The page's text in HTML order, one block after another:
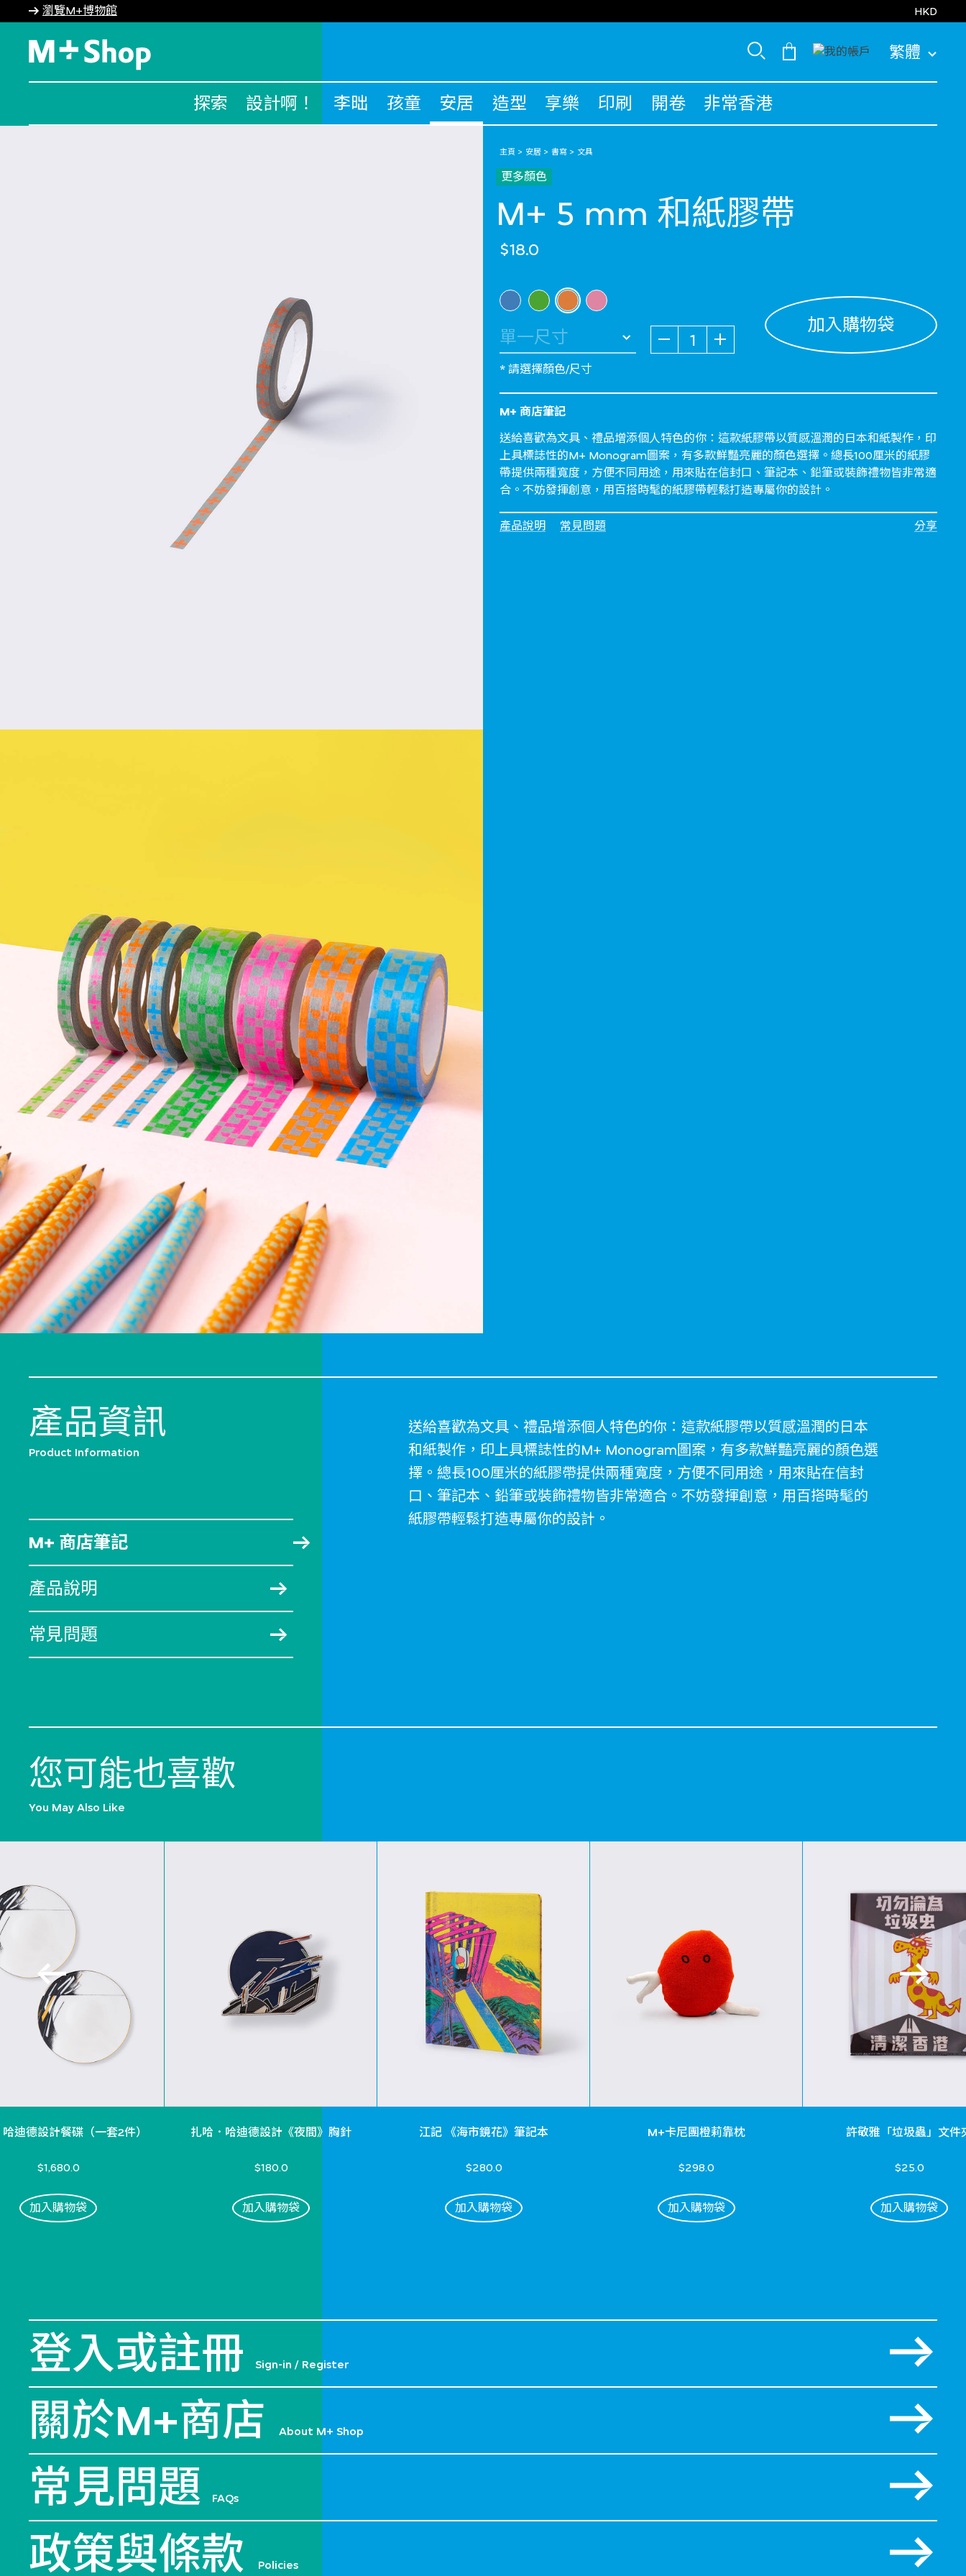
瀏覽M+博物館 HKD
繁體
探索 設計啊！ 李昢 孩童 安居 造型 享樂 印刷 開卷 非常香港
主頁 安居 書寫 文具
更多顏色
M+ 5 mm 和紙膠帶
$18.0
選擇 顏色
加入購物袋
* 請選擇顏色/尺寸
M+ 商店筆記
送給喜歡為文具、禮品增添個人特色的你：這款紙膠帶以質感溫潤的日本和紙製作，印
上具標誌性的M+ Monogram圖案，有多款鮮豔亮麗的顏色選擇。總長100厘米的紙膠
帶提供兩種寬度，方便不同用途，用來貼在信封口、筆記本、鉛筆或裝飾禮物皆非常適
合。不妨發揮創意，用百搭時髦的紙膠帶輕鬆打造專屬你的設計。
產品說明 常見問題 分享
產品資訊
Product Information
M+ 商店筆記
產品說明
常見問題
送給喜歡為文具、禮品增添個人特色的你：這款紙膠帶以質感溫潤的日本
和紙製作，印上具標誌性的M+ Monogram圖案，有多款鮮豔亮麗的顏色選
擇。總長100厘米的紙膠帶提供兩種寬度，方便不同用途，用來貼在信封
口、筆記本、鉛筆或裝飾禮物皆非常適合。不妨發揮創意，用百搭時髦的
紙膠帶輕鬆打造專屬你的設計。
您可能也喜歡
You May Also Like
迪德設計餐碟（一套2件）
$1,680.0
加入購物袋
扎哈．哈迪德設計《夜間》胸針
$180.0
加入購物袋
江記 《海市鏡花》筆記本
$280.0
加入購物袋
M+卡尼團橙莉靠枕
$298.0
加入購物袋
許敬雅「垃圾蟲」文件
$25.0
加入購物袋
登入或註冊 Sign-in / Register
關於M+商店 About M+ Shop
常見問題 FAQs
政策與條款 Policies